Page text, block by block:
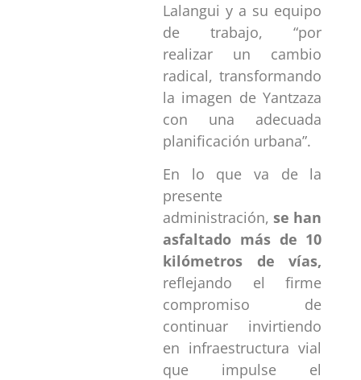
Lalangui y a su equipo
de trabajo, “por
realizar un cambio
radical, transformando
la imagen de Yantzaza
con una adecuada
planificación urbana”.
En lo que va de la
presente
administración, se han
asfaltado más de 10
kilómetros de vías,
reflejando el firme
compromiso de
continuar invirtiendo
en infraestructura vial
que impulse el